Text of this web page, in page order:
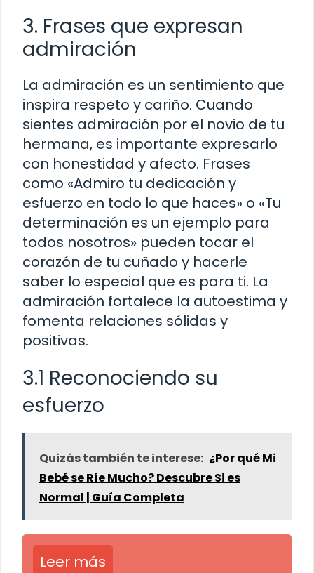
3. Frases que expresan
admiración
La admiración es un sentimiento que
inspira respeto y cariño. Cuando
sientes admiración por el novio de tu
hermana, es importante expresarlo
con honestidad y afecto. Frases
como «Admiro tu dedicación y
esfuerzo en todo lo que haces» o «Tu
determinación es un ejemplo para
todos nosotros» pueden tocar el
corazón de tu cuñado y hacerle
saber lo especial que es para ti. La
admiración fortalece la autoestima y
fomenta relaciones sólidas y
positivas.
3.1 Reconociendo su
esfuerzo
Quizás también te interese: ¿Por qué Mi
Bebé se Ríe Mucho? Descubre Si es
Normal | Guía Completa
Leer más